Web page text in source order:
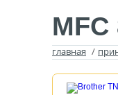
MFC
главная /